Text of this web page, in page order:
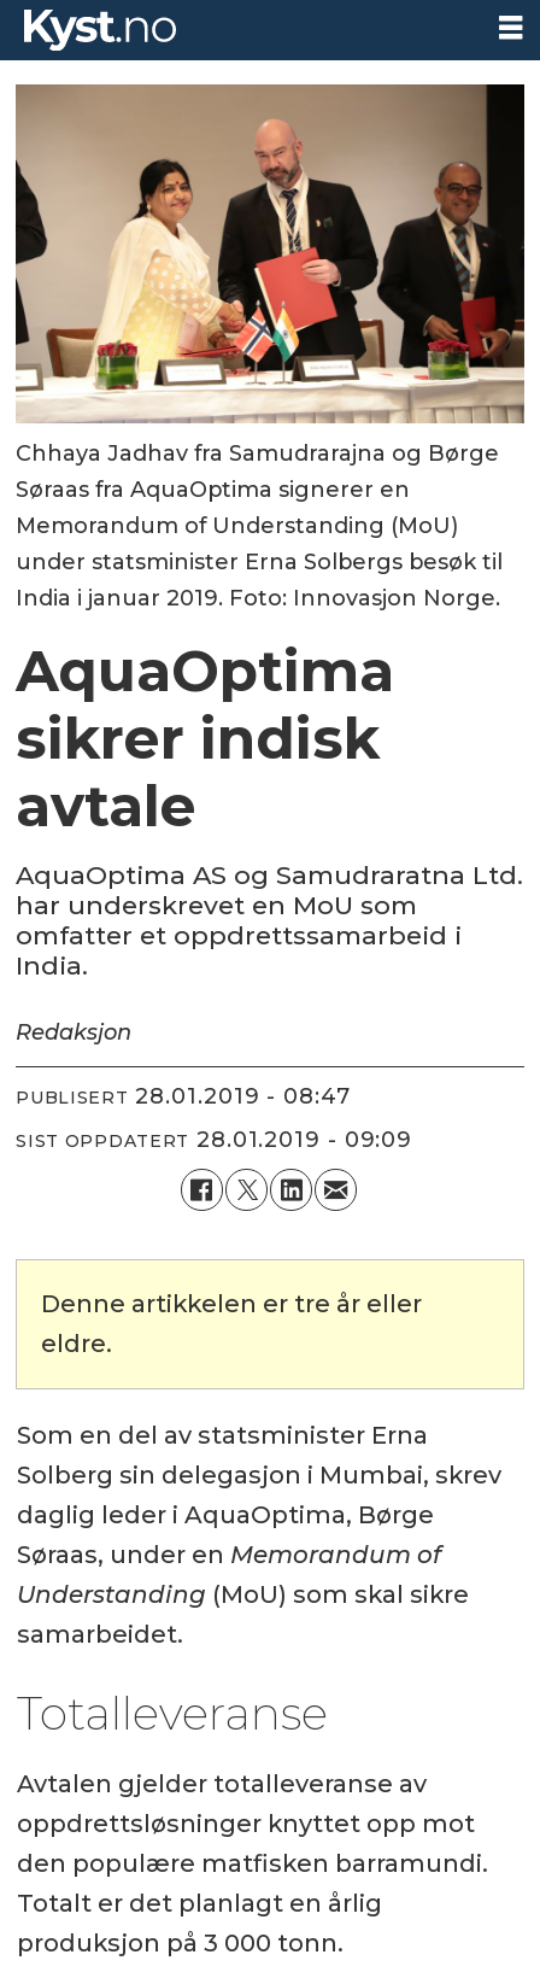
Chhaya Jadhav fra Samudrarajna og Børge
Søraas fra AquaOptima signerer en
Memorandum of Understanding (MoU)
under statsminister Erna Solbergs besøk til
India i januar 2019. Foto: Innovasjon Norge.
AquaOptima
sikrer indisk
avtale
AquaOptima AS og Samudraratna Ltd.
har underskrevet en MoU som
omfatter et oppdrettssamarbeid i
India.
Redaksjon
PUBLISERT 28.01.2019 - 08:47
SIST OPPDATERT 28.01.2019 - 09:09
Denne artikkelen er tre år eller
eldre.
Som en del av statsminister Erna
Solberg sin delegasjon i Mumbai, skrev
daglig leder i AquaOptima, Børge
Søraas, under en Memorandum of
Understanding (MoU) som skal sikre
samarbeidet.
Totalleveranse
Avtalen gjelder totalleveranse av
oppdrettsløsninger knyttet opp mot
den populære matfisken barramundi.
Totalt er det planlagt en årlig
produksjon på 3 000 tonn.